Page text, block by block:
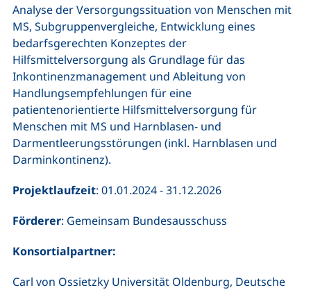
Analyse der Versorgungssituation von Menschen mit
MS, Subgruppenvergleiche, Entwicklung eines
bedarfsgerechten Konzeptes der
Hilfsmittelversorgung als Grundlage für das
Inkontinenzmanagement und Ableitung von
Handlungsempfehlungen für eine
patientenorientierte Hilfsmittelversorgung für
Menschen mit MS und Harnblasen- und
Darmentleerungsstörungen (inkl. Harnblasen und
Darminkontinenz).
Projektlaufzeit: 01.01.2024 - 31.12.2026
Förderer: Gemeinsam Bundesausschuss
Konsortialpartner:
Carl von Ossietzky Universität Oldenburg, Deutsche